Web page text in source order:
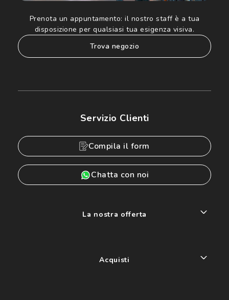
Prenota un appuntamento: il nostro staff è a tua
disposizione per qualsiasi tua esigenza visiva.
trova negozio
Servizio Clienti
Compila il form
Chatta con noi
La nostra offerta
Acquisti